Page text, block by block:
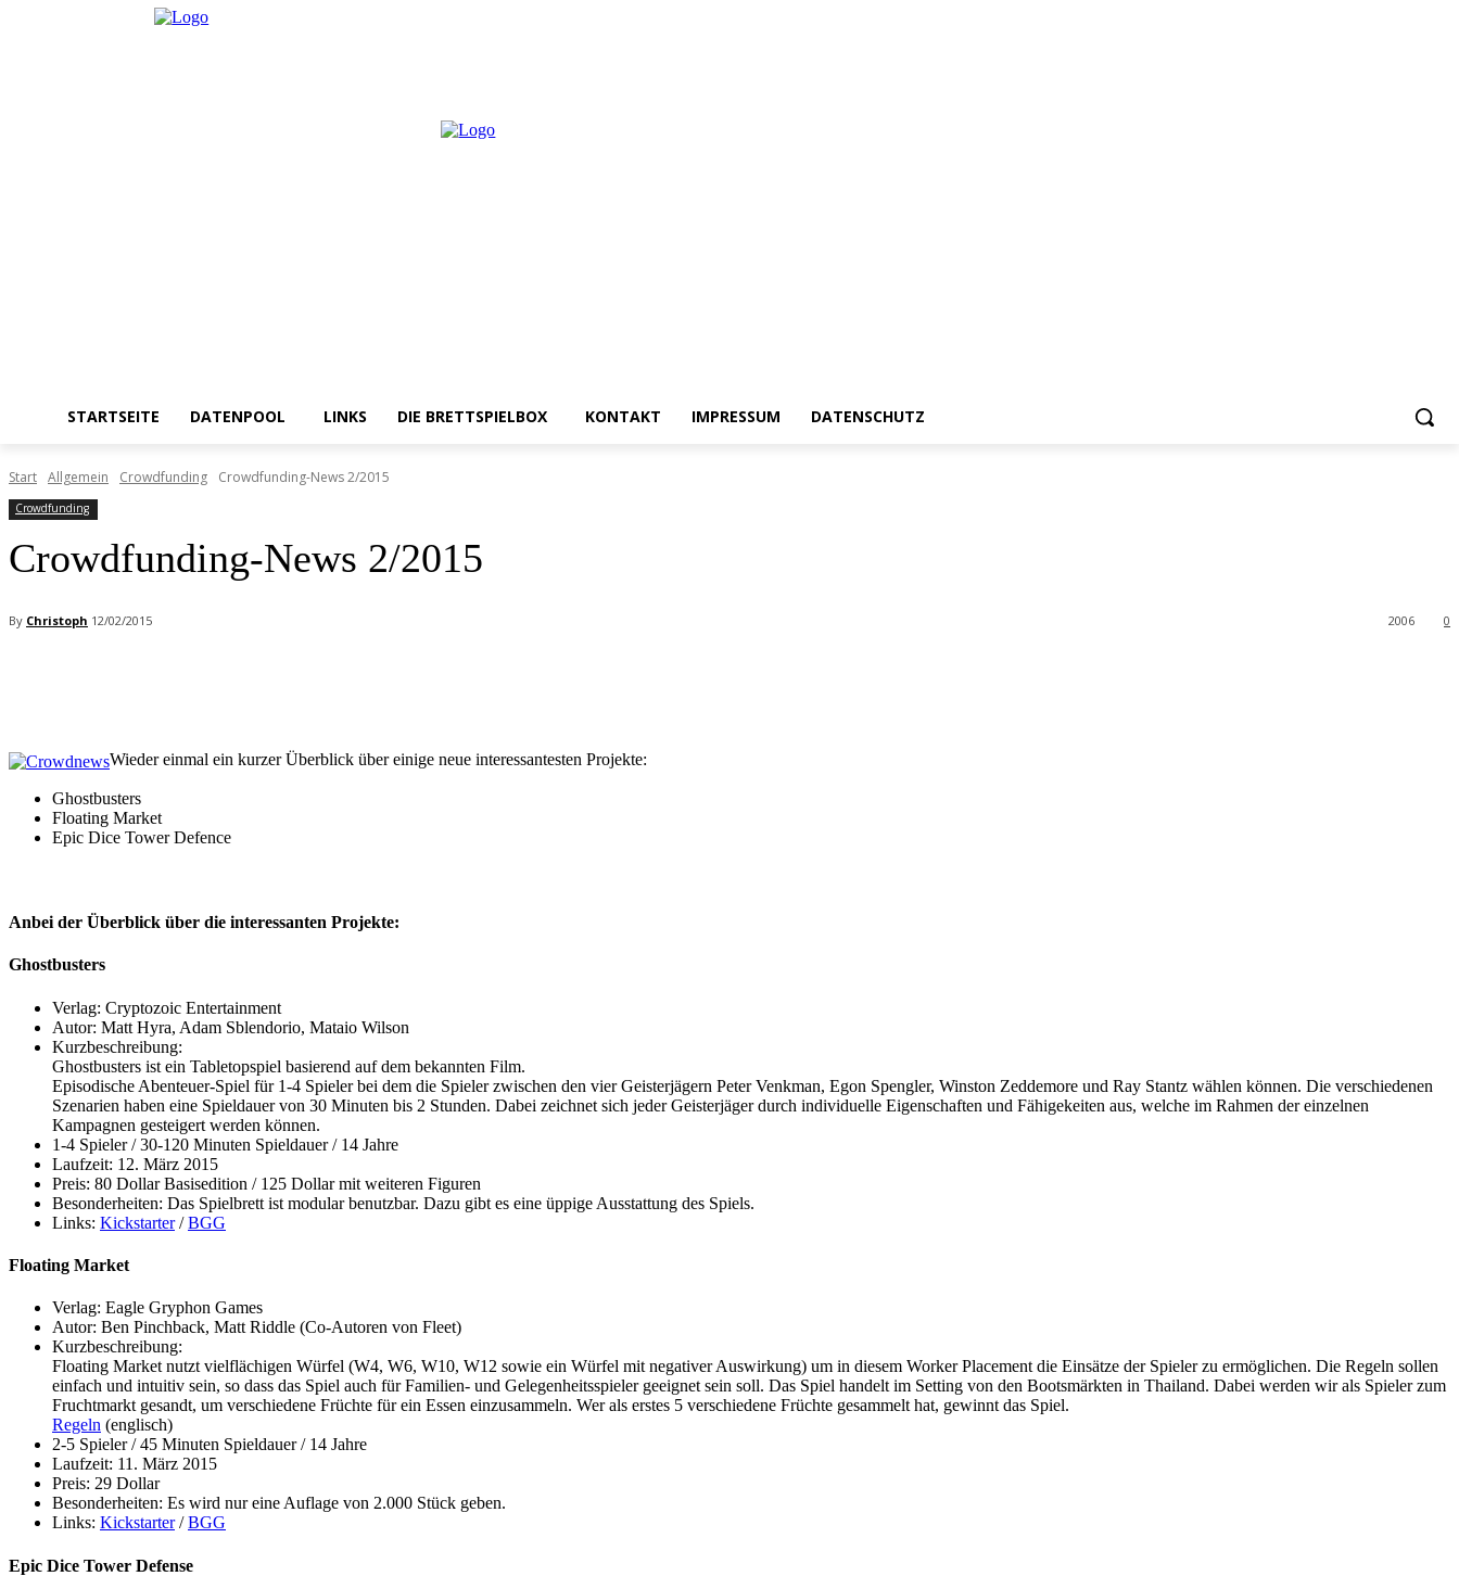
STARTSEITE DATENPOOL LINKS DIE BRETTSPIELBOX KONTAKT IMPRESSUM DATENSCHUTZ
Start Allgemein Crowdfunding Crowdfunding-News 2/2015
Crowdfunding
Crowdfunding-News 2/2015
By Christoph 12/02/2015 0
2006
Wieder einmal ein kurzer Überblick über einige neue interessantesten Projekte:
Ghostbusters
Floating Market
Epic Dice Tower Defence
Anbei der Überblick über die interessanten Projekte:
Ghostbusters
Verlag: Cryptozoic Entertainment
Autor: Matt Hyra, Adam Sblendorio, Mataio Wilson
Kurzbeschreibung:
Ghostbusters ist ein Tabletopspiel basierend auf dem bekannten Film.
Episodische Abenteuer-Spiel für 1-4 Spieler bei dem die Spieler zwischen den vier Geisterjägern Peter Venkman, Egon Spengler, Winston Zeddemore und Ray Stantz wählen können. Die verschiedenen
Szenarien haben eine Spieldauer von 30 Minuten bis 2 Stunden. Dabei zeichnet sich jeder Geisterjäger durch individuelle Eigenschaften und Fähigekeiten aus, welche im Rahmen der einzelnen
Kampagnen gesteigert werden können.
1-4 Spieler / 30-120 Minuten Spieldauer / 14 Jahre
Laufzeit: 12. März 2015
Preis: 80 Dollar Basisedition / 125 Dollar mit weiteren Figuren
Besonderheiten: Das Spielbrett ist modular benutzbar. Dazu gibt es eine üppige Ausstattung des Spiels.
Links: Kickstarter/BGG
Floating Market
Verlag: Eagle Gryphon Games
Autor: Ben Pinchback, Matt Riddle (Co-Autoren von Fleet)
Kurzbeschreibung:
Floating Market nutzt vielflächigen Würfel (W4, W6, W10, W12 sowie ein Würfel mit negativer Auswirkung) um in diesem Worker Placement die Einsätze der Spieler zu ermöglichen. Die Regeln sollen
einfach und intuitiv sein, so dass das Spiel auch für Familien- und Gelegenheitsspieler geeignet sein soll. Das Spiel handelt im Setting von den Bootsmärkten in Thailand. Dabei werden wir als Spieler zum
Fruchtmarkt gesandt, um verschiedene Früchte für ein Essen einzusammeln. Wer als erstes 5 verschiedene Früchte gesammelt hat, gewinnt das Spiel.
Regeln (englisch)
2-5 Spieler / 45 Minuten Spieldauer / 14 Jahre
Laufzeit: 11. März 2015
Preis: 29 Dollar
Besonderheiten: Es wird nur eine Auflage von 2.000 Stück geben.
Links: Kickstarter/BGG
Epic Dice Tower Defense